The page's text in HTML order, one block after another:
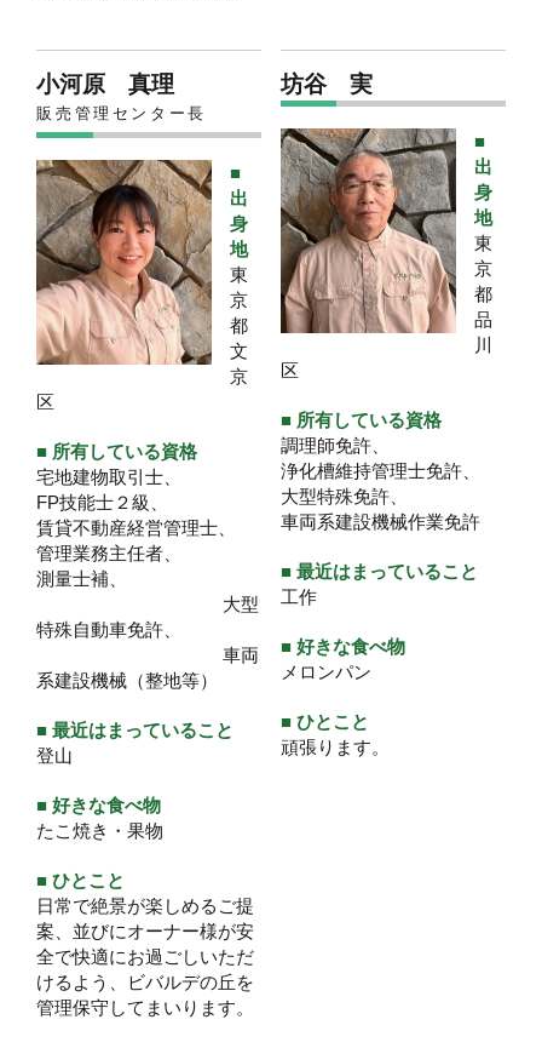
小河原 真理
販売管理センター長
■
出
身
地
東
京
都
文
京
区
■ 所有している資格
宅地建物取引士、
FP技能士２級、
賃貸不動産経営管理士、
管理業務主任者、
測量士補、
大型
特殊自動車免許、
車両
系建設機械（整地等）
■ 最近はまっていること
登山
■ 好きな食べ物
たこ焼き・果物
■ ひとこと
日常で絶景が楽しめるご提
案、並びにオーナー様が安
全で快適にお過ごしいただ
けるよう、ビバルデの丘を
管理保守してまいります。
坊谷 実
■
出
身
地
東
京
都
品
川
区
■ 所有している資格
調理師免許、
浄化槽維持管理士免許、
大型特殊免許、
車両系建設機械作業免許
■ 最近はまっていること
工作
■ 好きな食べ物
メロンパン
■ ひとこと
頑張ります。